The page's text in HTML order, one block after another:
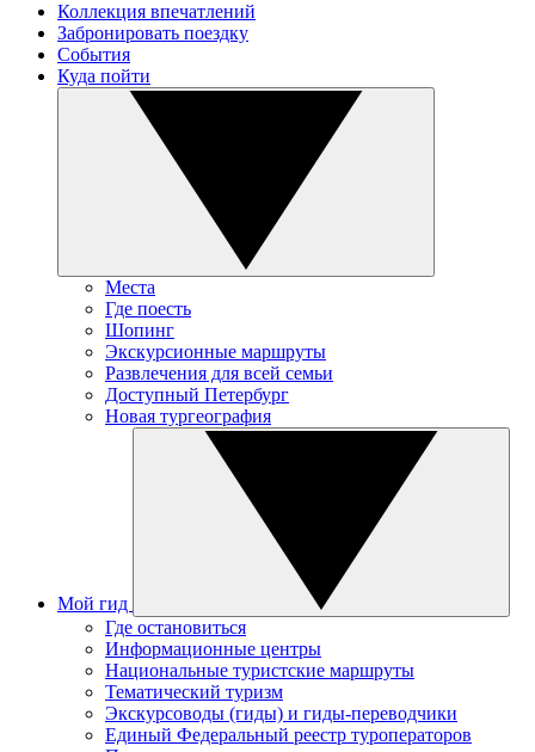
Коллекция впечатлений
Забронировать поездку
События
Куда пойти
Места
Где поесть
Шопинг
Экскурсионные маршруты
Развлечения для всей семьи
Доступный Петербург
Новая тургеография
Мой гид
Где остановиться
Информационные центры
Национальные туристские маршруты
Тематический туризм
Экскурсоводы (гиды) и гиды-переводчики
Единый Федеральный реестр туроператоров